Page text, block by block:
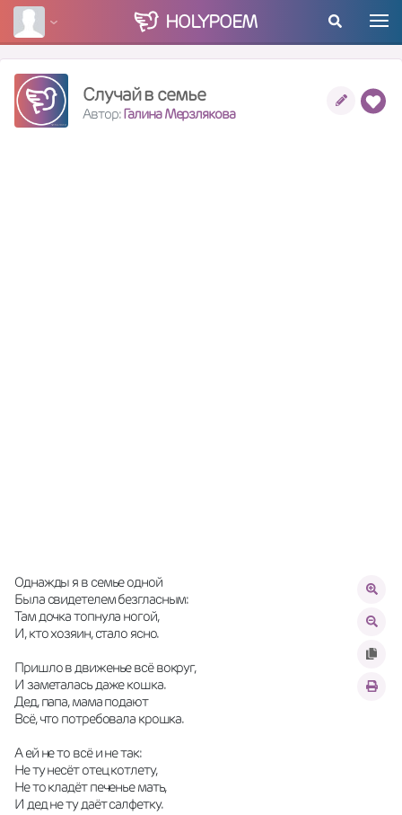
HOLYPOEM
Случай в семье
Автор:Галина Мерзлякова
Однажды я в семье одной
Была свидетелем безгласным:
Там дочка топнула ногой,
И, кто хозяин, стало ясно.
Пришло в движенье всё вокруг,
И заметалась даже кошка.
Дед, папа, мама подают
Всё, что потребовала крошка.
А ей не то всё и не так:
Не ту несёт отец котлету,
Не то кладёт печенье мать,
И дед не ту даёт салфетку.